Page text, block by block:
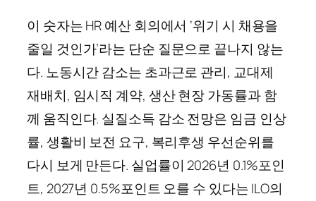
이 숫자는 HR 예산 회의에서 ‘위기 시 채용을
줄일 것인가’라는 단순 질문으로 끝나지 않는
다. 노동시간 감소는 초과근로 관리, 교대제
재배치, 임시직 계약, 생산 현장 가동률과 함
께 움직인다. 실질소득 감소 전망은 임금 인상
률, 생활비 보전 요구, 복리후생 우선순위를
다시 보게 만든다. 실업률이 2026년 0.1%포인
트, 2027년 0.5%포인트 오를 수 있다는 ILO의